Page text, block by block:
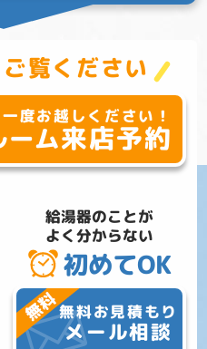
覧ください
給湯器のことが
よく分からない
初めてOK
無料お見積もり
メール相談
度お越しください！
ーム来店予約